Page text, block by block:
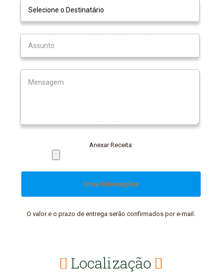
Anexar Receita:
O valor e o prazo de entrega serão confirmados por e-mail.
Localização